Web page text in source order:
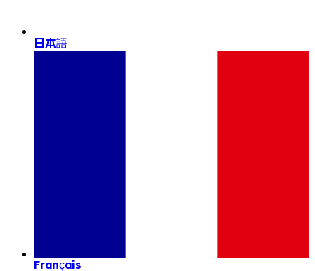
日本語
Français